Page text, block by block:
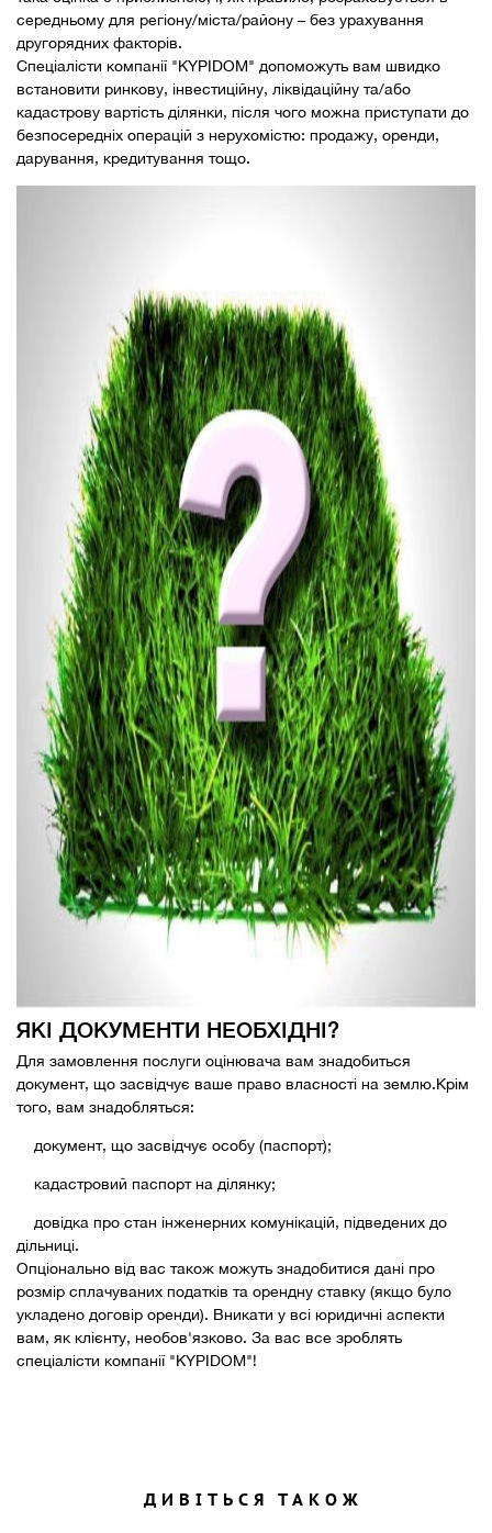
середньому для регіону/міста/району – без урахування
другорядних факторів.
Спеціалісти компанії "KYPIDOM" допоможуть вам швидко
встановити ринкову, інвестиційну, ліквідаційну та/або
кадастрову вартість ділянки, після чого можна приступати до
безпосередніх операцій з нерухомістю: продажу, оренди,
дарування, кредитування тощо.
ЯКІ ДОКУМЕНТИ НЕОБХІДНІ?
Для замовлення послуги оцінювача вам знадобиться
документ, що засвідчує ваше право власності на землю.Крім
того, вам знадобляться:
документ, що засвідчує особу (паспорт);
кадастровий паспорт на ділянку;
довідка про стан інженерних комунікацій, підведених до
дільниці.
Опціонально від вас також можуть знадобитися дані про
розмір сплачуваних податків та орендну ставку (якщо було
укладено договір оренди). Вникати у всі юридичні аспекти
вам, як клієнту, необов'язково. За вас все зроблять
спеціалісти компанії "KYPIDOM"!
ДИВІТЬСЯ ТАКОЖ